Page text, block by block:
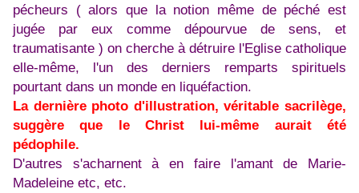
pécheurs ( alors que la notion même de péché est
jugée par eux comme dépourvue de sens, et
traumatisante ) on cherche à détruire l'Eglise catholique
elle-même, l'un des derniers remparts spirituels
pourtant dans un monde en liquéfaction.
La dernière photo d'illustration, véritable sacrilège,
suggère que le Christ lui-même aurait été
pédophile.
D'autres s'acharnent à en faire l'amant de Marie-
Madeleine etc, etc.